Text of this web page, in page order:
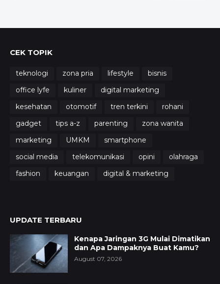
CEK TOPIK
teknologi zona pria lifestyle
bisnis
office lyfe
kuliner
digital marketing
kesehatan
otomotif tren terkini
rohani
gadget
tips a-z parenting
zona wanita
marketing
UMKM
smartphone
social media
telekomunikasi opini
olahraga
fashion
keuangan digital & marketing
UPDATE TERBARU
Kenapa Jaringan 3G Mulai Dimatikan
dan Apa Dampaknya Buat Kamu?
August 07, 2026